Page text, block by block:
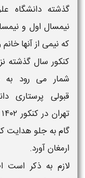
گذشتهدانشگاه
که نیمی از آنها خانم و
کنکور سال گذشته
شمار می رود به
قبولیپرستاری
تهراندر کنکور۱۴۰۲ - ۱۴۰۳
گام به جلو هدایت
ارمغان آورد.
لازم به ذکر است